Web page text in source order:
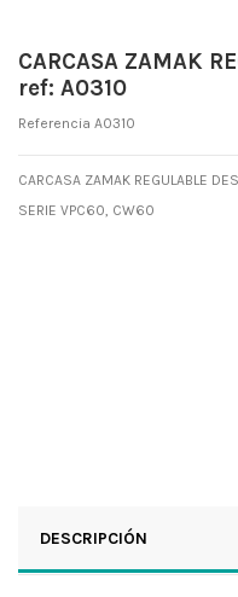
CARCASA ZAMAK
ref: A0310
Referencia A0310
CARCASA ZAMAK REGULABLE
SERIE VPC60, CW60
DESCRIPCIÓN